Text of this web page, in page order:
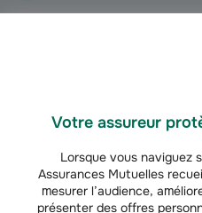
Votre assureur
Lorsque vous naviguez
Assurances Mutuelles
mesurer l’audience,
présenter des offres
À l’issue du congé de proche aidant,
d’un entretien professionnel avec
Quelles sont les aides
proches aidants ?